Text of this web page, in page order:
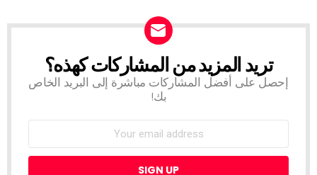
NEWSLETTER
تريد المزيد من المشاركات كهذه؟
إحصل على أفضل المشاركات مباشرة إلى البريد الخاص
بك!